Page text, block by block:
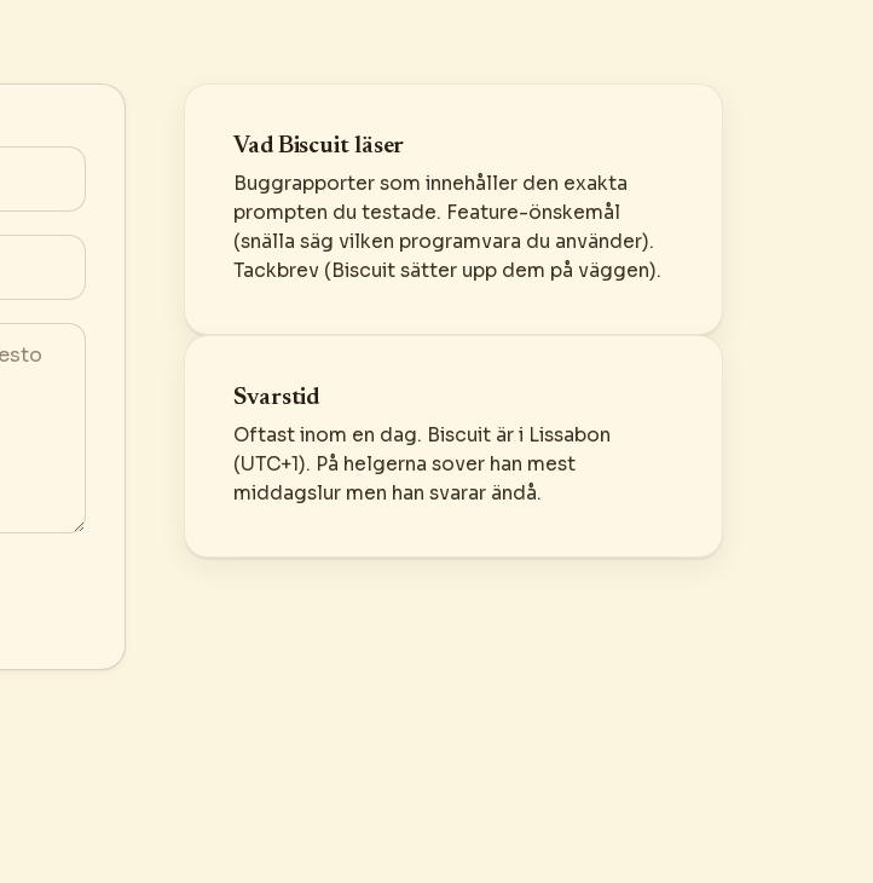
Vad Biscuit läser
Buggrapporter som innehåller den exakta
prompten du testade. Feature-önskemål
(snälla säg vilken programvara du använder).
Tackbrev (Biscuit sätter upp dem på väggen).
Svarstid
Oftast inom en dag. Biscuit är i Lissabon
(UTC+1). På helgerna sover han mest
middagslur men han svarar ändå.